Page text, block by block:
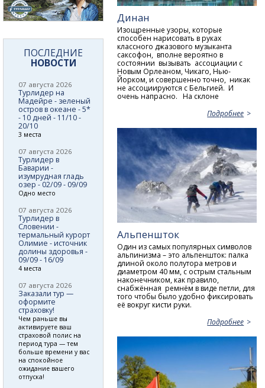
Динан
Изощренные узоры, которые
способен нарисовать в руках
классного джазового музыканта
саксофон, вполне вероятно в
состоянии вызывать ассоциации с
Новым Орлеаном, Чикаго, Нью-
Йорком, и совершенно точно, никак
не ассоциируются с Бельгией. И
очень напрасно. На склоне
Подробнее
Альпеншток
Один из самых популярных символов
альпинизма – это альпеншток: палка
длиной около полутора метров и
диаметром 40 мм, с острым стальным
наконечником, как правило,
снабжённая ремнём в виде петли, для
того чтобы было удобно фиксировать
её вокруг кисти руки.
Подробнее
ПОСЛЕДНИЕ
НОВОСТИ
07 августа 2026
Турлидер на
Мадейре - зеленый
остров в океане - 5*
- 10 дней - 11/10 -
20/10
3 места
07 августа 2026
Турлидер в
Баварии -
изумрудная гладь
озер - 02/09 - 09/09
Одно место
07 августа 2026
Турлидер в
Словении -
термальный курорт
Олимие - источник
долины здоровья -
09/09 - 16/09
4 места
07 августа 2026
Заказали тур —
оформите
страховку!
Чем раньше вы
активируете ваш
страховой полис на
период тура — тем
больше времени у вас
на спокойное
ожидание вашего
отпуска!